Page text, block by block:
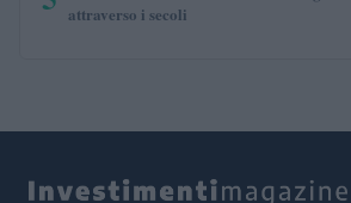
attraverso i secoli